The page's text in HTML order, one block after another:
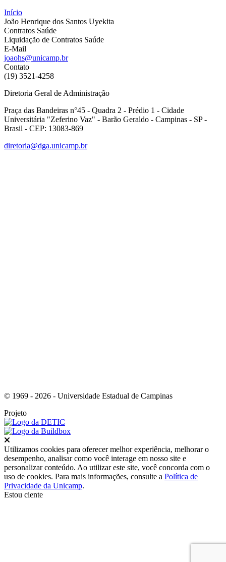
Início
João Henrique dos Santos Uyekita
Contratos Saúde
Liquidação de Contratos Saúde
E-Mail
joaohs@unicamp.br
Contato
(19) 3521-4258
Diretoria Geral de Administração
Praça das Bandeiras n°45 - Quadra 2 - Prédio 1 - Cidade
Universitária "Zeferino Vaz" - Barão Geraldo - Campinas - SP -
Brasil - CEP: 13083-869
diretoria@dga.unicamp.br
© 1969 - 2026 - Universidade Estadual de Campinas
Projeto
Utilizamos cookies para oferecer melhor experiência, melhorar o
desempenho, analisar como você interage em nosso site e
personalizar conteúdo. Ao utilizar este site, você concorda com o
uso de cookies. Para mais informações, consulte a Política de
Privacidade da Unicamp.
Estou ciente